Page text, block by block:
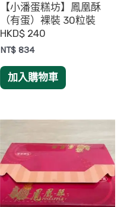
【小潘蛋糕坊】鳳凰酥
（有蛋）裸裝 30粒裝
HKD$ 240
NT$ 834
加入購物車